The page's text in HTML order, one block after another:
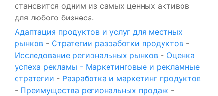
становится одним из самых ценных активов
для любого бизнеса.
Адаптация продуктов и услуг для местных
рынков - Стратегии разработки продуктов -
Исследование региональных рынков - Оценка
успеха рекламы - Маркетинговые и рекламные
стратегии - Разработка и маркетинг продуктов
- Преимущества региональных продаж -